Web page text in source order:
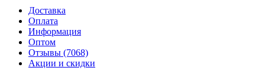
Доставка
Оплата
Информация
Оптом
Отзывы (7068)
Акции и скидки